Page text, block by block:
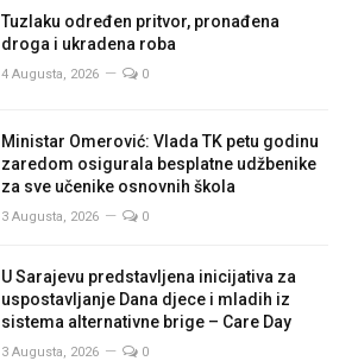
Tuzlaku određen pritvor, pronađena
droga i ukradena roba
4 Augusta, 2026 0
Ministar Omerović: Vlada TK petu godinu
zaredom osigurala besplatne udžbenike
za sve učenike osnovnih škola
3 Augusta, 2026 0
U Sarajevu predstavljena inicijativa za
uspostavljanje Dana djece i mladih iz
sistema alternativne brige – Care Day
3 Augusta, 2026 0